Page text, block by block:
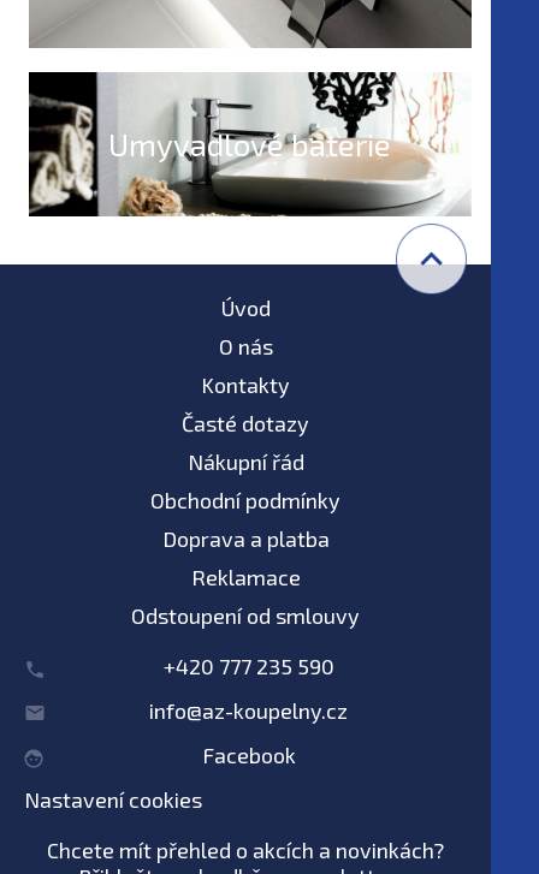
Umyvadlové baterie
Úvod
O nás
Kontakty
Časté dotazy
Nákupní řád
Obchodní podmínky
Doprava a platba
Reklamace
Odstoupení od smlouvy
+420 777 235 590
info@az-koupelny.cz
Facebook
Nastavení cookies
Chcete mít přehled o akcích a novinkách?